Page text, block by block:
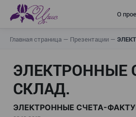
О
Главная страница — Презентации —
ЭЛЕКТРОННЫЕ
СКЛАД.
ЭЛЕКТРОННЫЕ СЧЕТА-